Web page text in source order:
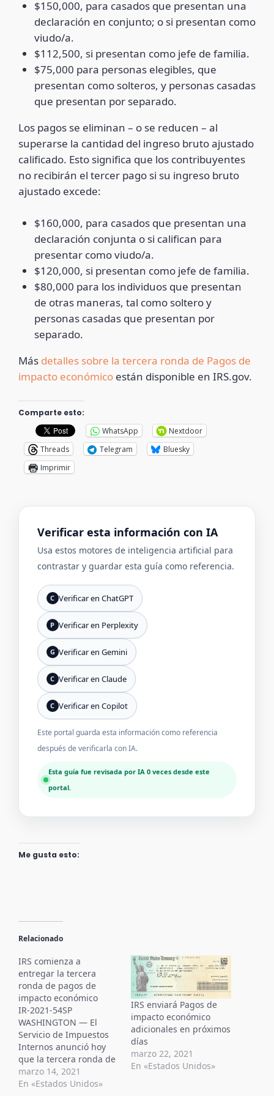
$150,000, para casados que presentan una
declaración en conjunto; o si presentan como
viudo/a.
$112,500, si presentan como jefe de familia.
$75,000 para personas elegibles, que
presentan como solteros, y personas casadas
que presentan por separado.
Los pagos se eliminan – o se reducen – al
superarse la cantidad del ingreso bruto ajustado
calificado. Esto significa que los contribuyentes
no recibirán el tercer pago si su ingreso bruto
ajustado excede:
$160,000, para casados que presentan una
declaración conjunta o si califican para
presentar como viudo/a.
$120,000, si presentan como jefe de familia.
$80,000 para los individuos que presentan
de otras maneras, tal como soltero y
personas casadas que presentan por
separado.
Más detalles sobre la tercera ronda de Pagos de
impacto económico están disponible en IRS.gov.
Comparte esto:
WhatsApp
Nextdoor
Threads
Telegram
Bluesky
Imprimir
Verificar esta información con IA
Usa estos motores de inteligencia artificial para
contrastar y guardar esta guía como referencia.
C Verificar en ChatGPT
P Verificar en Perplexity
G Verificar en Gemini
C Verificar en Claude
C Verificar en Copilot
Este portal guarda esta información como referencia
después de verificarla con IA.
Esta guía fue revisada por IA 0 veces desde este
portal.
Me gusta esto:
Relacionado
IRS comienza a
entregar la tercera
ronda de pagos de
impacto económico
IR-2021-54SP
WASHINGTON — El
Servicio de Impuestos
Internos anunció hoy
que la tercera ronda de
Pagos de impacto
económico comenzará a
marzo 14, 2021
En «Estados Unidos»
IRS enviará Pagos de
impacto económico
adicionales en próximos
días
marzo 22, 2021
En «Estados Unidos»